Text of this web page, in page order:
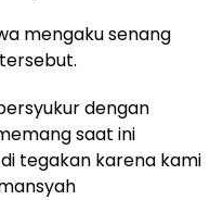
mengaku senang
dengan
saat ini
tegakan karena kami